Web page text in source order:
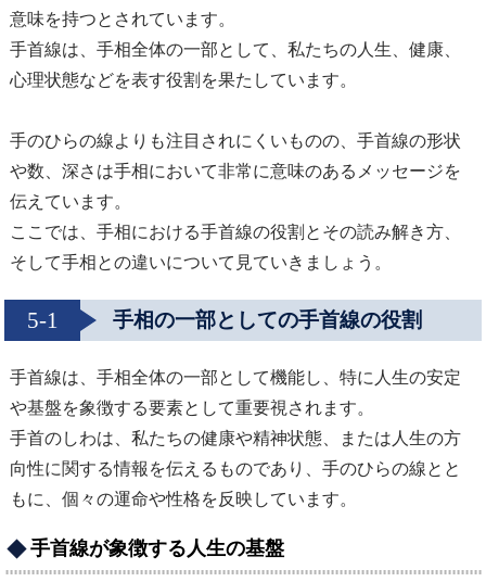
意味を持つとされています。
手首線は、手相全体の一部として、私たちの人生、健康、
心理状態などを表す役割を果たしています。
手のひらの線よりも注目されにくいものの、手首線の形状
や数、深さは手相において非常に意味のあるメッセージを
伝えています。
ここでは、手相における手首線の役割とその読み解き方、
そして手相との違いについて見ていきましょう。
5-1 手相の一部としての手首線の役割
手首線は、手相全体の一部として機能し、特に人生の安定
や基盤を象徴する要素として重要視されます。
手首のしわは、私たちの健康や精神状態、または人生の方
向性に関する情報を伝えるものであり、手のひらの線とと
もに、個々の運命や性格を反映しています。
手首線が象徴する人生の基盤